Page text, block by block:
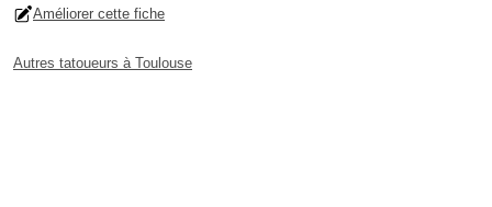
Améliorer cette fiche
Autres tatoueurs à Toulouse